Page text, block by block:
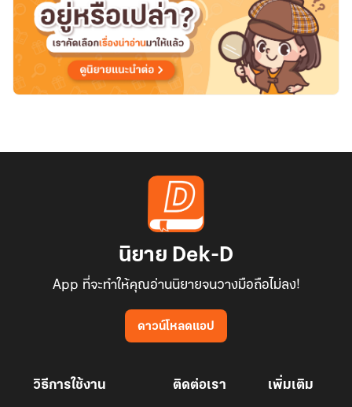
นิยาย Dek-D
App ที่จะทำให้คุณอ่านนิยายจนวางมือถือไม่ลง!
ดาวน์โหลดแอป
วิธีการใช้งาน ติดต่อเรา เพิ่มเติม